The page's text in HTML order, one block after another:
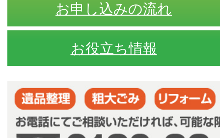
お申し込みの流れ
お役立ち情報